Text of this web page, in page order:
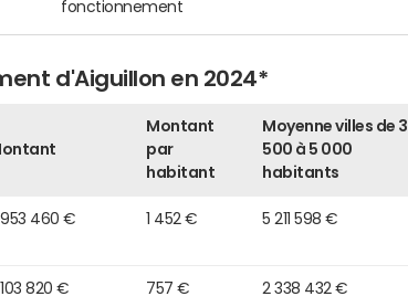
fonctionnement
d'Aiguillon en 2024*
Montant
par
habitant
Moyenne villes de 3
500 à 5 000
habitants
460 € 1 452 € 5 211 598 €
820 € 757 € 2 338 432 €